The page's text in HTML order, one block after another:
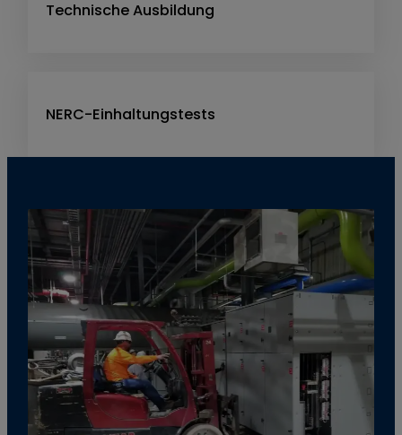
Technische Ausbildung
NERC-Einhaltungstests